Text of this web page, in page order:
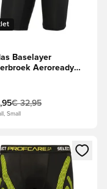
Baselayer
Aeroready
€ 32,95
Small
je aan te melden als
een venster om in te